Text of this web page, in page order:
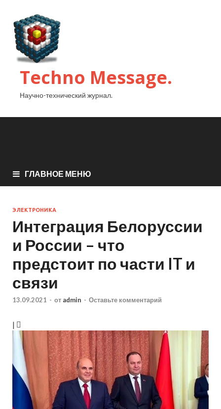
Techno Message.
Научно-технический журнал.
ГЛАВНОЕ МЕНЮ
ЭЛЕКТРОНИКА
Интеграция Белоруссии
и России – что
предстоит по части IT и
связи
13.09.2021 - от admin - Оставьте комментарий
|